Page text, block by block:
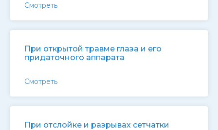
Смотреть
При открытой травме глаза и его
придаточного аппарата
Смотреть
При отслойке и разрывах сетчатки